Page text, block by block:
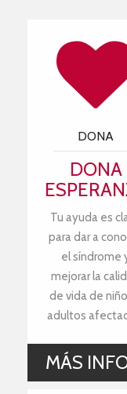
DONA
DONA
Tu ayuda es
para dar a
el síndrome
mejorar la
de vida de
adultos
MÁS